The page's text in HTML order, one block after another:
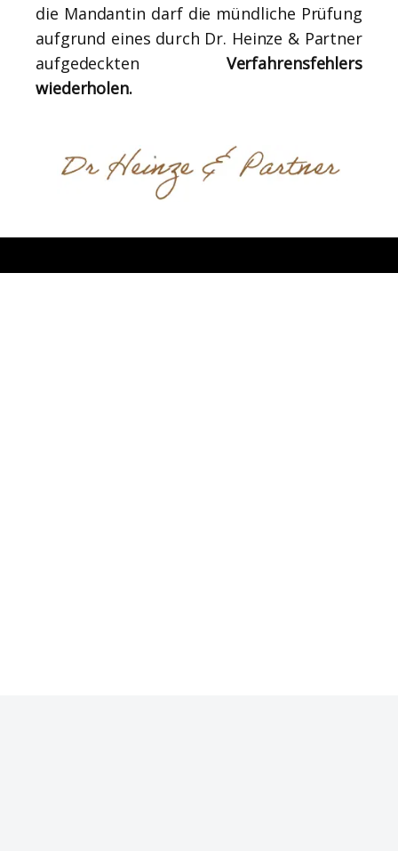
die Mandantin darf die mündliche Prüfung
aufgrund eines durch Dr. Heinze & Partner
aufgedeckten Verfahrensfehlers
wiederholen.